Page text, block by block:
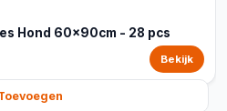
Hond 60x90cm - 28 pcs
Bekijk